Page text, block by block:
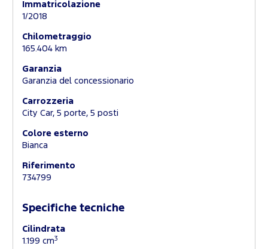
Immatricolazione
1/2018
Chilometraggio
165.404 km
Garanzia
Garanzia del concessionario
Carrozzeria
City Car, 5 porte, 5 posti
Colore esterno
Bianca
Riferimento
734799
Specifiche tecniche
Cilindrata
1.199 cm3